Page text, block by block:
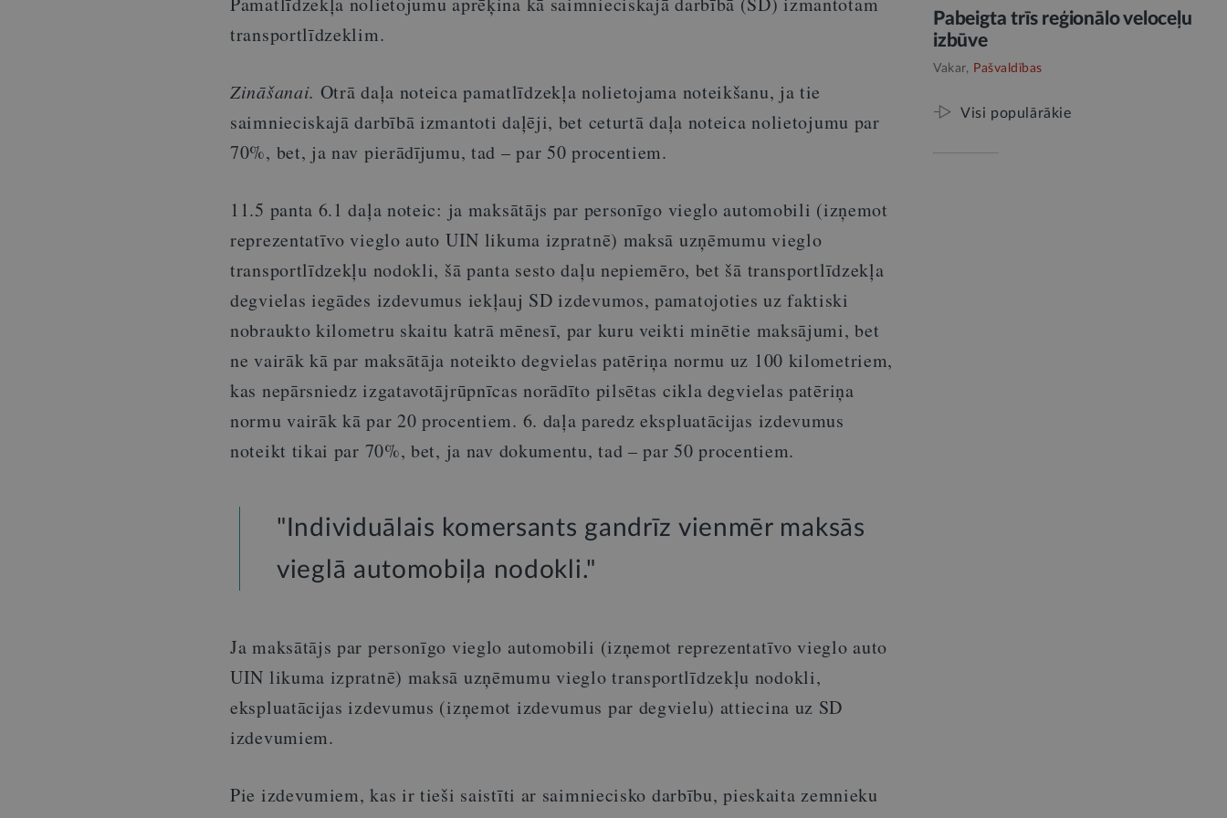
transportlīdzeklim.
Zināšanai. Otrā daļa noteica pamatlīdzekļa nolietojama noteikšanu, ja tie
saimnieciskajā darbībā izmantoti daļēji, bet ceturtā daļa noteica nolietojumu par
70%, bet, ja nav pierādījumu, tad – par 50 procentiem.
11.5 panta 6.1 daļa noteic: ja maksātājs par personīgo vieglo automobili (izņemot
reprezentatīvo vieglo auto UIN likuma izpratnē) maksā uzņēmumu vieglo
transportlīdzekļu nodokli, šā panta sesto daļu nepiemēro, bet šā transportlīdzekļa
degvielas iegādes izdevumus iekļauj SD izdevumos, pamatojoties uz faktiski
nobraukto kilometru skaitu katrā mēnesī, par kuru veikti minētie maksājumi, bet
ne vairāk kā par maksātāja noteikto degvielas patēriņa normu uz 100 kilometriem,
kas nepārsniedz izgatavotājrūpnīcas norādīto pilsētas cikla degvielas patēriņa
normu vairāk kā par 20 procentiem. 6. daļa paredz ekspluatācijas izdevumus
noteikt tikai par 70%, bet, ja nav dokumentu, tad – par 50 procentiem.
"Individuālais komersants gandrīz vienmēr maksās
vieglā automobiļa nodokli."
Ja maksātājs par personīgo vieglo automobili (izņemot reprezentatīvo vieglo auto
UIN likuma izpratnē) maksā uzņēmumu vieglo transportlīdzekļu nodokli,
ekspluatācijas izdevumus (izņemot izdevumus par degvielu) attiecina uz SD
izdevumiem.
Pie izdevumiem, kas ir tieši saistīti ar saimniecisko darbību, pieskaita zemnieku
Pabeigta trīs reģionālo veloceļu
izbūve
Vakar, Pašvaldības
Visi populārākie